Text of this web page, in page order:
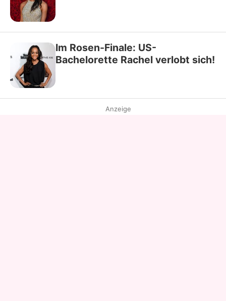
Im Rosen-Finale: US-
Bachelorette Rachel verlobt sich!
Anzeige